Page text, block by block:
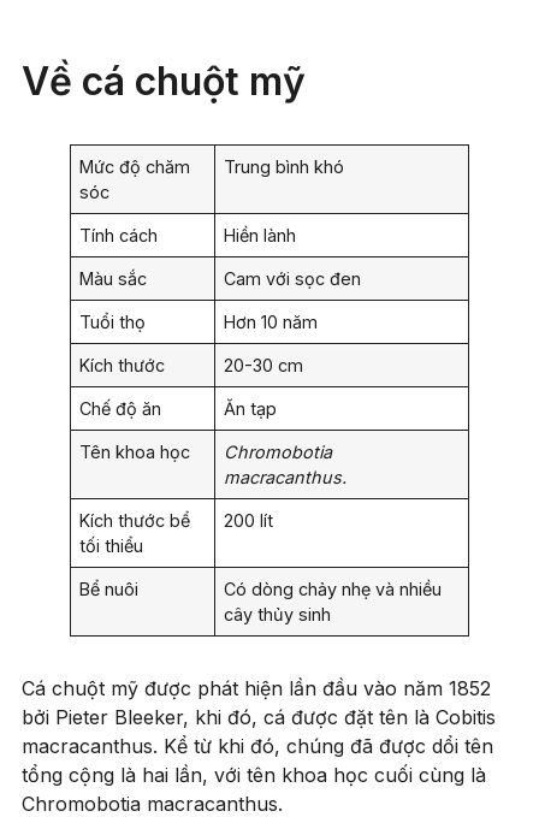
Về cá chuột mỹ
Mức độ chăm
sóc
Trung bình khó
Tính cách Hiền lành
Màu sắc Cam với sọc đen
Tuổi thọ Hơn 10 năm
Kích thước 20-30 cm
Chế độ ăn Ăn tạp
Tên khoa học
Chromobotia
macracanthus.
Kích thước bể
tối thiểu
200 lít
Bể nuôi
Có dòng chảy nhẹ và nhiều
cây thủy sinh
Cá chuột mỹ được phát hiện lần đầu vào năm 1852
bởi Pieter Bleeker, khi đó, cá được đặt tên là Cobitis
macracanthus. Kể từ khi đó, chúng đã được dổi tên
tổng cộng là hai lần, với tên khoa học cuối cùng là
Chromobotia macracanthus.